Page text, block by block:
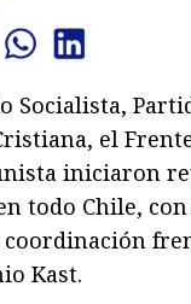
Socialista,
el
iniciaron
todo Chile,
Kast.